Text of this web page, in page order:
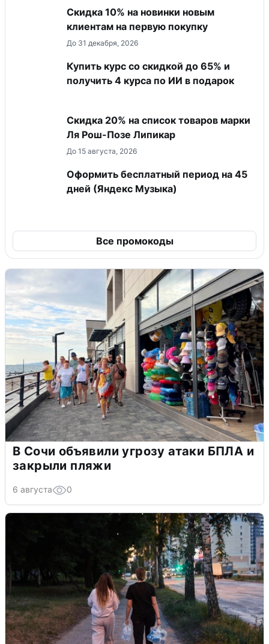
Скидка 10% на новинки новым
клиентам на первую покупку
До 31 декабря, 2026
Купить курс со скидкой до 65% и
получить 4 курса по ИИ в подарок
Скидка 20% на список товаров марки
Ля Рош-Позе Липикар
До 15 августа, 2026
Оформить бесплатный период на 45
дней (Яндекс Музыка)
Все промокоды
В Сочи объявили угрозу атаки БПЛА и
закрыли пляжи
6 августа 0